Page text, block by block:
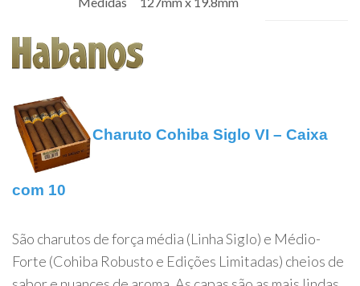
Charuto Cohiba Siglo VI – Caixa
com 10
São charutos de força média (Linha Siglo) e Médio-
Forte (Cohiba Robusto e Edições Limitadas) cheios de